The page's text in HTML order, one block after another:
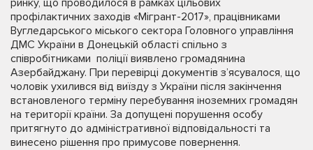
профілактичних заходів «Мігрант-2017», працівниками
Вугледарського міського сектора Головного управління
ДМС України в Донецькій області спільно з
співробітниками поліції виявлено громадянина
Азербайджану. При перевірці документів з’ясувалося, що
чоловік ухилився від виїзду з України після закінчення
встановленого терміну перебування іноземних громадян
на території країни. За допущені порушення особу
притягнуто до адміністративної відповідальності та
винесено рішення про примусове повернення.